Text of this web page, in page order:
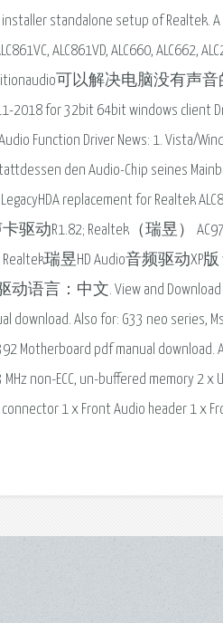
standalone setup of Realtek. A
ALC861VD, ALC660, ALC662,
可以解决电脑没有声
for 32bit 64bit windows client
Function Driver News: 1. Vista/
den Audio-Chip seines
replacement for Realtek
卡驱动R1.82; Realtek（瑞昱）
Realtek瑞昱HD Audio音频驱动XP
言：中文. View and Download
download. Also for: G33 neo series,
Motherboard pdf manual download.
non-ECC, un-buffered memory 2 x
1 x Front Audio header 1 x